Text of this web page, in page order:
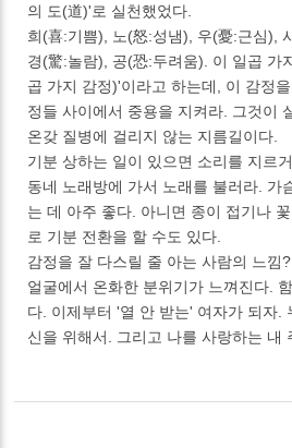
의 도(道)'로 실천했었다.
희(喜:기쁨), 노(怒:성냄), 우(憂:근심),
경(驚:놀람), 공(恐:두려움). 이 일곱 가
곱 가지 감정)'이라고 하는데, 이 감정
정들 사이에서 중용을 지켜라. 그것이
온갖 질병에 걸리지 않는 지름길이다.
기분 상하는 일이 있으면 소리를 지르
동네 노래방에 가서 노래를 불러라. 가
는 데 아주 좋다. 아니면 종이 접기나
로 기분 전환을 할 수도 있다.
감정을 잘 다스릴 줄 아는 사람의 느낌?
얼굴에서 온화한 분위기가 느껴진다.
다. 이제부터 '열 안 받는' 여자가 되자.
신을 위해서. 그리고 나를 사랑하는 내